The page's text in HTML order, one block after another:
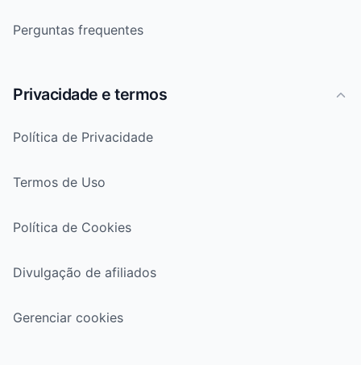
Perguntas frequentes
Privacidade e termos
Política de Privacidade
Termos de Uso
Política de Cookies
Divulgação de afiliados
Gerenciar cookies